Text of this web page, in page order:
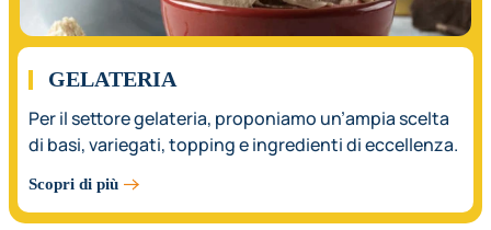
GELATERIA
Per il settore gelateria, proponiamo un’ampia scelta
di basi, variegati, topping e ingredienti di eccellenza.
Scopri di più